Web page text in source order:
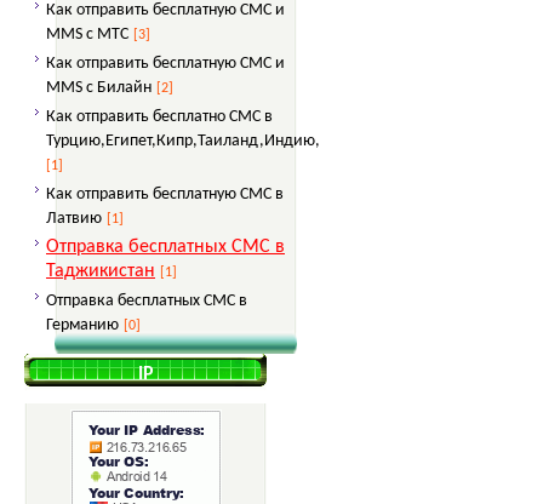
Как отправить бесплатную СМС и
MMS с МТС
[3]
Как отправить бесплатную СМС и
MMS с Билайн
[2]
Как отправить бесплатно СМС в
Турцию,Египет,Кипр,Таиланд,Индию,
[1]
Как отправить бесплатную СМС в
Латвию
[1]
Отправка бесплатных СМС в
Таджикистан
[1]
Отправка бесплатных СМС в
Германию
[0]
IP